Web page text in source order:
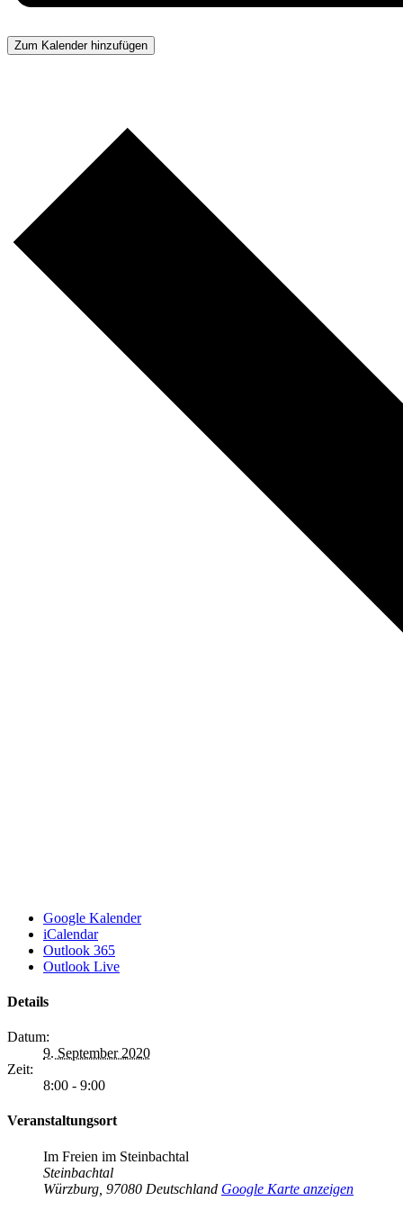
Zum Kalender hinzufügen
Google Kalender
iCalendar
Outlook 365
Outlook Live
Details
Datum:
9. September 2020
Zeit:
8:00 - 9:00
Veranstaltungsort
Im Freien im Steinbachtal
Steinbachtal
Würzburg 97080 Deutschland Google Karte anzeigen